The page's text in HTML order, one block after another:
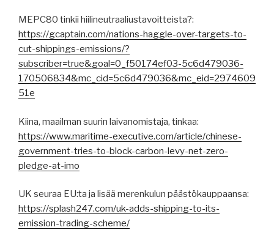
MEPC80 tinkii hiilineutraaliustavoitteista?:
https://gcaptain.com/nations-haggle-over-targets-to-
cut-shippings-emissions/?
subscriber=true&goal=0_f50174ef03-5c6d479036-
170506834&mc_cid=5c6d479036&mc_eid=2974609
51e
Kiina, maailman suurin laivanomistaja, tinkaa:
https://www.maritime-executive.com/article/chinese-
government-tries-to-block-carbon-levy-net-zero-
pledge-at-imo
UK seuraa EU:ta ja lisää merenkulun päästökauppaansa:
https://splash247.com/uk-adds-shipping-to-its-
emission-trading-scheme/